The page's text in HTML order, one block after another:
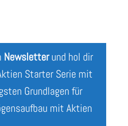
Newsletterund hol dir
Starter Serie mit
Grundlagen für
mit Aktien